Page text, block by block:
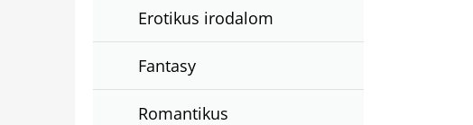
Erotikus irodalom
Fantasy
Romantikus